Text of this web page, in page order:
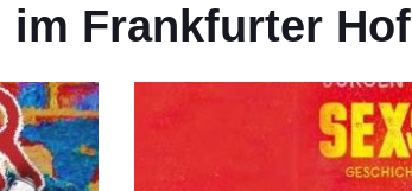
im Frankfurter Hof